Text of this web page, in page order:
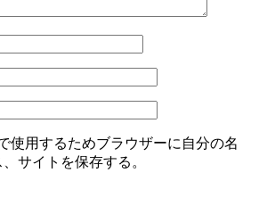
使用するためブラウザーに自分の名
サイトを保存する。